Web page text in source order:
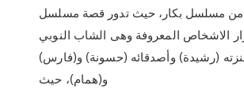
من مسلسل بكار، حيث تدور قصة مسلسل
الاشخاص المعروفة وهى الشاب النوبي
(رشيدة) وأصدقائه (حسونة) و(فارس)
و(همام)، حيث